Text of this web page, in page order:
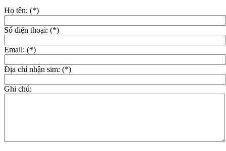
Họ tên: (*)
Số điện thoại: (*)
Email: (*)
Địa chỉ nhận sim: (*)
Ghi chú: